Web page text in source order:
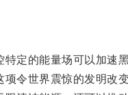
的能量场可以加速黑
世界震惊的发明改变